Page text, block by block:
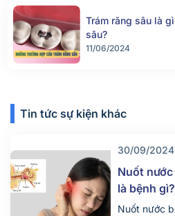
Trám răng sâu là
sâu?
11/06/2024
Tin tức sự kiện khác
30/09/2024
Nuốt
là bệnh
phục hiệu
Nuốt nước